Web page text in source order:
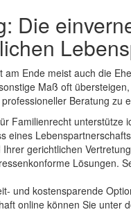
Die
Ende meist auch die
Maß oft
Beratung zu
Familienrecht
eines
gerichtlichen
Lösungen.
und kostensparende
online können Sie unter